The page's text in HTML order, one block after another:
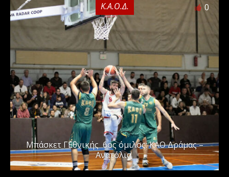
Κ.Α.Ο.Δ. 0
Μπάσκετ Γ΄Εθνικής 6ος όμιλος: ΚΑΟ Δράμας –
Ανατόλια